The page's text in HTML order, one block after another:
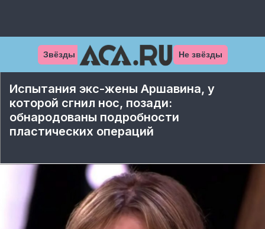
Звёзды Не звёзды
Испытания экс-жены Аршавина, у
которой сгнил нос, позади:
обнародованы подробности
пластических операций